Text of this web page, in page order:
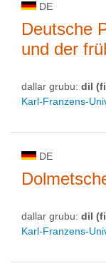
DE
Deutsche
und der
dallar grubu: dil
Karl-Franzens-
DE
dallar grubu: dil
Karl-Franzens-